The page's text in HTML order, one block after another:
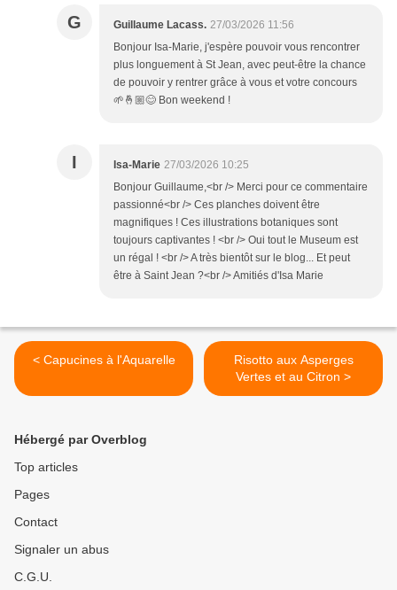
G Guillaume Lacass. 27/03/2026 11:56
Bonjour Isa-Marie, j'espère pouvoir vous rencontrer
plus longuement à St Jean, avec peut-être la chance
de pouvoir y rentrer grâce à vous et votre concours
🌱🤞🏼😊 Bon weekend !
I Isa-Marie 27/03/2026 10:25
Bonjour Guillaume,<br /> Merci pour ce commentaire
passionné<br /> Ces planches doivent être
magnifiques ! Ces illustrations botaniques sont
toujours captivantes ! <br /> Oui tout le Museum est
un régal ! <br /> A très bientôt sur le blog... Et peut
être à Saint Jean ?<br /> Amitiés d'Isa Marie
< Capucines à l'Aquarelle
Risotto aux Asperges
Vertes et au Citron >
Hébergé par Overblog
Top articles
Pages
Contact
Signaler un abus
C.G.U.